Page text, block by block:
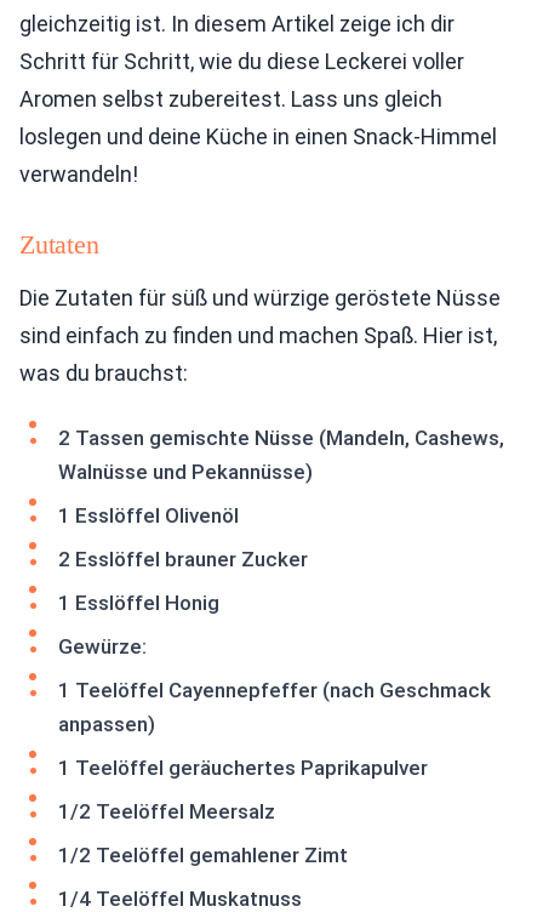
gleichzeitig ist. In diesem Artikel zeige ich dir
Schritt für Schritt, wie du diese Leckerei voller
Aromen selbst zubereitest. Lass uns gleich
loslegen und deine Küche in einen Snack-Himmel
verwandeln!
Zutaten
Die Zutaten für süß und würzige geröstete Nüsse
sind einfach zu finden und machen Spaß. Hier ist,
was du brauchst:
2 Tassen gemischte Nüsse (Mandeln, Cashews,
Walnüsse und Pekannüsse)
1 Esslöffel Olivenöl
2 Esslöffel brauner Zucker
1 Esslöffel Honig
Gewürze:
1 Teelöffel Cayennepfeffer (nach Geschmack
anpassen)
1 Teelöffel geräuchertes Paprikapulver
1/2 Teelöffel Meersalz
1/2 Teelöffel gemahlener Zimt
1/4 Teelöffel Muskatnuss